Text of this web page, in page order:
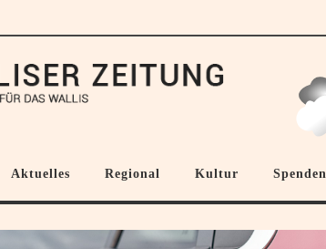
Aktuelles Regional Kultur Spenden